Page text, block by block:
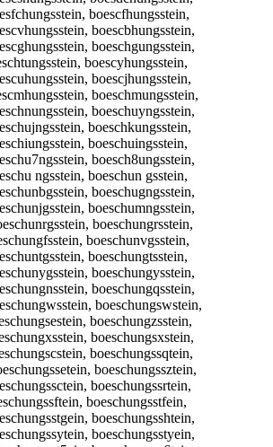
boescfhungsstein,
boescbhungsstein,
boeschgungsstein,
boescyhungsstein,
boescjhungsstein,
boeschmungsstein,
boeschuyngsstein,
boeschkungsstein,
boeschuingsstein,
boesch8ungsstein,
ngsstein, boeschun gsstein,
boeschugngsstein,
boeschumngsstein,
boeschungrsstein,
boeschunvgsstein,
boeschungtsstein,
boeschungysstein,
boeschungqsstein,
boeschungswstein,
boeschungzsstein,
boeschungsxstein,
boeschungssqtein,
boeschungssztein,
boeschungssrtein,
boeschungsstfein,
boeschungsshtein,
boeschungsstyein,